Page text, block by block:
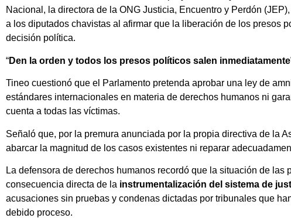
Nacional, la directora de la ONG Justicia, Encuentro y Perdón (JEP),
a los diputados chavistas al afirmar que la liberación de los presos
decisión política.
“Den la orden y todos los presos políticos salen inmediatamente
Tineo cuestionó que el Parlamento pretenda aprobar una ley de
estándares internacionales en materia de derechos humanos ni
cuenta a todas las víctimas.
Señaló que, por la premura anunciada por la propia directiva de la
abarcar la magnitud de los casos existentes ni reparar
La defensora de derechos humanos recordó que la situación de
consecuencia directa de la instrumentalización del sistema de
acusaciones sin pruebas y condenas dictadas por tribunales que
debido proceso.